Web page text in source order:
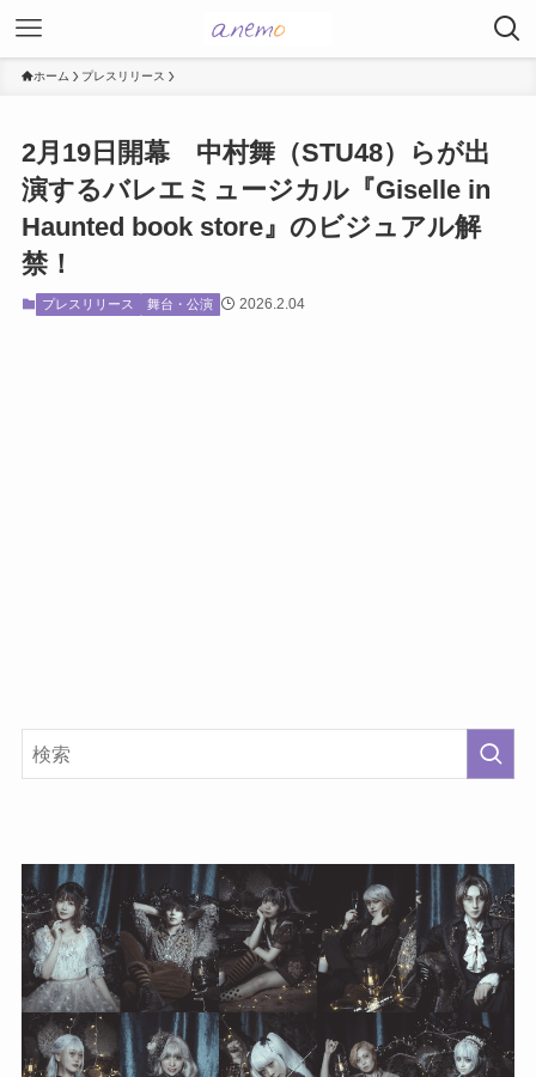
ホーム プレスリリース
2月19日開幕 中村舞（STU48）らが出
演するバレエミュージカル『Giselle in
Haunted book store』のビジュアル解
禁！
プレスリリース 舞台・公演 2026.2.04